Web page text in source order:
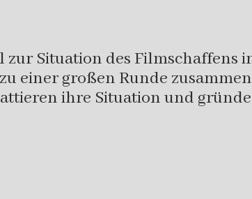
zur Situation des
einer großen Runde
ihre Situation und